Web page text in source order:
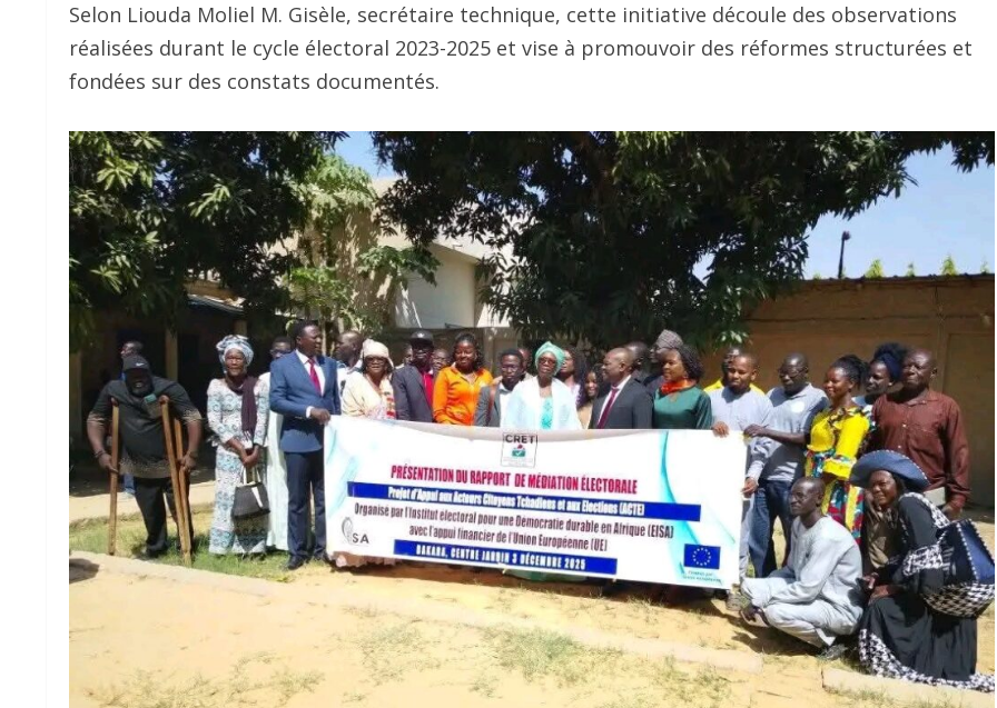
Selon Liouda Moliel M. Gisèle, secrétaire technique, cette initiative découle des observations
réalisées durant le cycle électoral 2023-2025 et vise à promouvoir des réformes structurées et
fondées sur des constats documentés.